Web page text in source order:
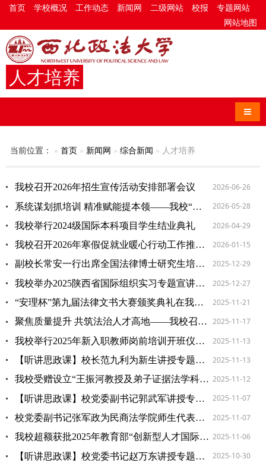
首页 学校概况 工作动态 新闻网 二级网站 校报
专题网站
网站地图
人才培养
导航
当前位置： 首页 新闻网 综合新闻 人才培养
我校召开2026年招生宣传活动安排部署会议
2026-06-26
系统谋划抓培训 精准赋能提本领——我校“干部大讲堂”正式开讲
2026-05-28
我校举行2024级国际本科项目学生结业典礼
2026-04-29
我校召开2026年寒假促就业暖心行动工作推进会
2026-01-15
副校长常安一行出席全国法律博士研究生培养工作会议
2025-12-29
我校举办2025陕西省国际组织实习专题宣讲活动
2025-12-27
“安理杯”第九届法律文书大赛颁奖典礼在我校举行
2025-11-21
聚焦质量提升 共筑法治人才高地——我校召开2025年博士研究生培养质量提升专题会议 2025-11-17
我校举行2025年新入职教师岗前培训开班仪式暨师德师风专题讲座
2025-11-13
【听讲思政课】校长范九利为新生讲授专题思政课
2025-11-13
我校受赠设立“王振河教授及弟子证据法学科发展基金” 助推证据法学发展 2025-11-12
【听讲思政课】校党委副书记郭武军讲授专题思政课
2025-11-07
校党委副书记张军政为民商法学院师生代表宣讲党的二十届四中全会精神
2025-11-07
我校超额获批2025年教育部“创新型人才国际合作培养项目”国家公派人员资格 2025-11-06
【听讲思政课】校党委书记赵万东讲授专题思政课
2025-10-30